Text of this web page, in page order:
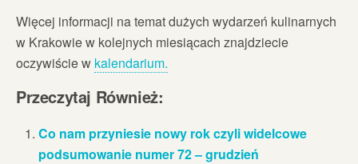
Więcej informacji na temat dużych wydarzeń kulinarnych
w Krakowie w kolejnych miesiącach znajdziecie
oczywiście w kalendarium.
Przeczytaj Również:
Co nam przyniesie nowy rok czyli widelcowe
podsumowanie numer 72 – grudzień